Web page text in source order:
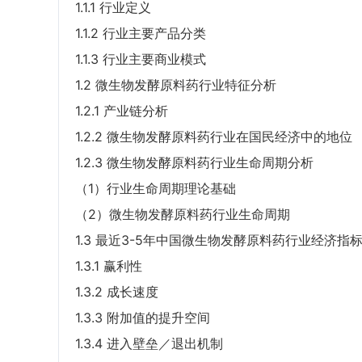
1.1.1 行业定义
1.1.2 行业主要产品分类
1.1.3 行业主要商业模式
1.2 微生物发酵原料药行业特征分析
1.2.1 产业链分析
1.2.2 微生物发酵原料药行业在国民经济中的地位
1.2.3 微生物发酵原料药行业生命周期分析
（1）行业生命周期理论基础
（2）微生物发酵原料药行业生命周期
1.3 最近3-5年中国微生物发酵原料药行业经济指
1.3.1 赢利性
1.3.2 成长速度
1.3.3 附加值的提升空间
1.3.4 进入壁垒／退出机制